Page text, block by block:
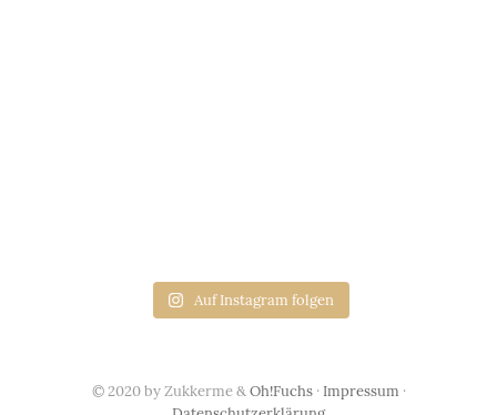
Auf Instagram folgen
© 2020 by Zukkerme &Oh!Fuchs· Impressum ·